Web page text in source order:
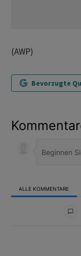
(AWP)
Bevorzugte
ALLE KOMMENTARE